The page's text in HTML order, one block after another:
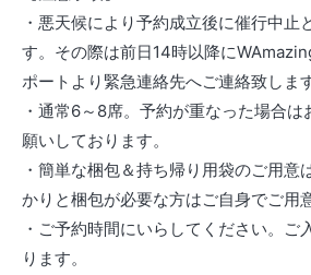
・悪天候により予約成立後に催行中止
す。その際は前日14時以降に
ポートより緊急連絡先へご連絡致します
・通常6～8席。予約が重なった場合
願いしております。
・簡単な梱包＆持ち帰り用袋のご用意
かりと梱包が必要な方はご自身でご用
・ご予約時間にいらしてください。ご
ります。